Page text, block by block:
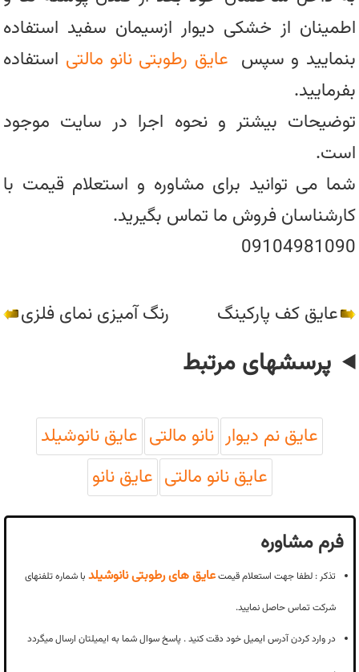
اطمینان از خشکی دیوار ازسیمان سفید استفاده
بنمایید و سپس عایق رطوبتی نانو مالتی استفاده
بفرمایید.
توضیحات بیشتر و نحوه اجرا در سایت موجود
است.
شما می توانید برای مشاوره و استعلام قیمت با
کارشناسان فروش ما تماس بگیرید.
09104981090
عایق کف پارکینگ رنگ آمیزی نمای فلزی
پرسشهای مرتبط
عایق نم دیوار نانو مالتی عایق نانوشیلد
عایق نانو مالتی عایق نانو
فرم مشاوره
تذکر : لطفا جهت استعلام قیمتعایق های رطوبتی نانوشیلد با شماره تلفنهای
شرکت تماس حاصل نمایید.
در وارد کردن آدرس ایمیل خود دقت کنید . پاسخ سوال شما به ایمیلتان ارسال میگردد